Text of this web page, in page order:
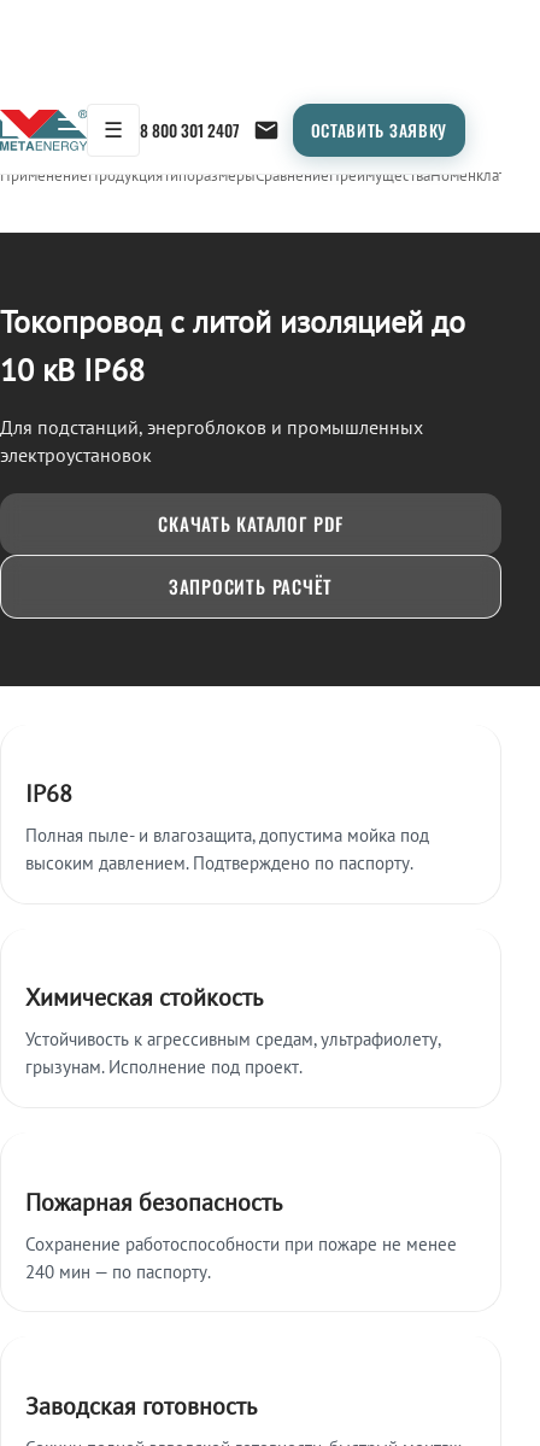
☰ 8 800 301 2407 ОСТАВИТЬ ЗАЯВКУ
← Продукция/ТОКОПРОВОД
ПрименениеПродукцияТипоразмерыСравнениеПреимуществаНоменклатура
Токопровод с литой изоляцией до
10 кВ IP68
Для подстанций, энергоблоков и промышленных
электроустановок
СКАЧАТЬ КАТАЛОГ PDF
ЗАПРОСИТЬ РАСЧЁТ
IP68
Полная пыле- и влагозащита, допустима мойка под
высоким давлением. Подтверждено по паспорту.
Химическая стойкость
Устойчивость к агрессивным средам, ультрафиолету,
грызунам. Исполнение под проект.
Пожарная безопасность
Сохранение работоспособности при пожаре не менее
240 мин — по паспорту.
Заводская готовность